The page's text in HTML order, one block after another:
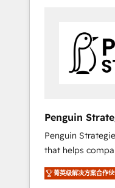
extensibility,
ongoing
leurs données.
conscience totale,
s'appelle
Pas pour
l'augmenter. Chez Ideagency, nous
accompagnons
les fondations :
processus
Penguin
AI
Penguin
that helps
revenue
cycles, multi
菁英级解决方案合作